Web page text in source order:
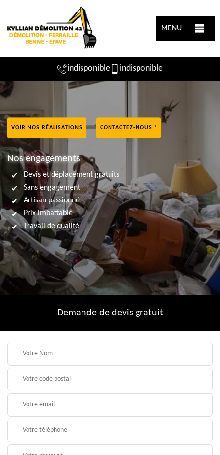
MENU
indisponible indisponible
VOIR NOS RÉALISATIONS CONTACTEZ-NOUS !
Nos engagements
Devis et déplacement gratuits
Sans engagement
Artisan passionné
Prix imbattable
Travail de qualité
Demande de devis gratuit